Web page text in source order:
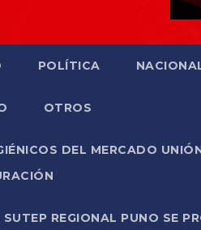
POLÍTICA
OTROS
DEL MERCADO
SUTEP REGIONAL PUNO SE